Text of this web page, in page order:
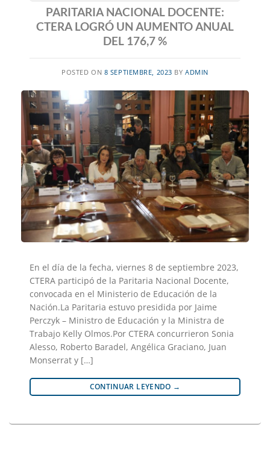
PARITARIA NACIONAL DOCENTE:
CTERA LOGRÓ UN AUMENTO ANUAL
DEL 176,7 %
POSTED ON 8 SEPTIEMBRE, 2023 BYADMIN
En el día de la fecha, viernes 8 de septiembre 2023,
CTERA participó de la Paritaria Nacional Docente,
convocada en el Ministerio de Educación de la
Nación.La Paritaria estuvo presidida por Jaime
Perczyk – Ministro de Educación y la Ministra de
Trabajo Kelly Olmos.Por CTERA concurrieron Sonia
Alesso, Roberto Baradel, Angélica Graciano, Juan
Monserrat y […]
CONTINUAR LEYENDO →